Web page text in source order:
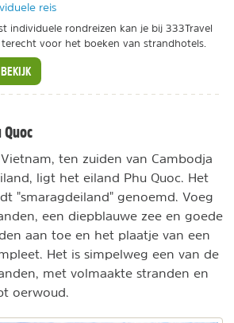
reis
individuele rondreizen kan je bij 333Travel
voor het boeken van strandhotels.
BEKIJK
Quoc
ten zuiden van Cambodja
ligt het eiland Phu Quoc. Het
"smaragdeiland" genoemd. Voeg
een diepblauwe zee en goede
aan toe en het plaatje van een
Het is simpelweg een van de
met volmaakte stranden en
oerwoud.